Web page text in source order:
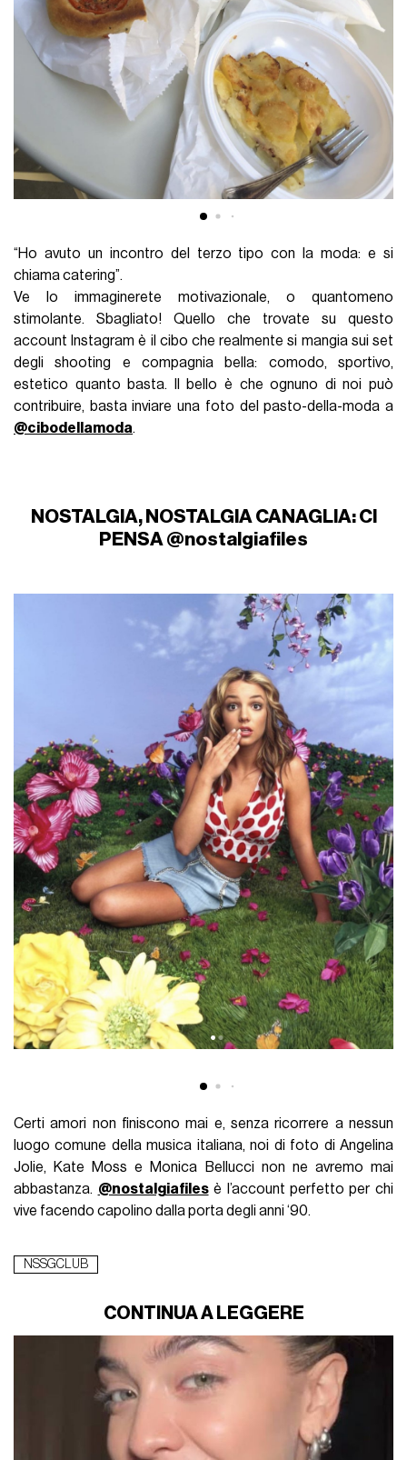
“Ho avuto un incontro del terzo tipo con la moda: e si
chiama catering”.
Ve lo immaginerete motivazionale, o quantomeno
stimolante. Sbagliato! Quello che trovate su questo
account Instagram è il cibo che realmente si mangia sui set
degli shooting e compagnia bella: comodo, sportivo,
estetico quanto basta. Il bello è che ognuno di noi può
contribuire, basta inviare una foto del pasto-della-moda a
@cibodellamoda.
NOSTALGIA, NOSTALGIA CANAGLIA: CI
PENSA @nostalgiafiles
Certi amori non finiscono mai e, senza ricorrere a nessun
luogo comune della musica italiana, noi di foto di Angelina
Jolie, Kate Moss e Monica Bellucci non ne avremo mai
abbastanza. @nostalgiafilesè l’account perfetto per chi
vive facendo capolino dalla porta degli anni ‘90.
NSSGCLUB
CONTINUA A LEGGERE